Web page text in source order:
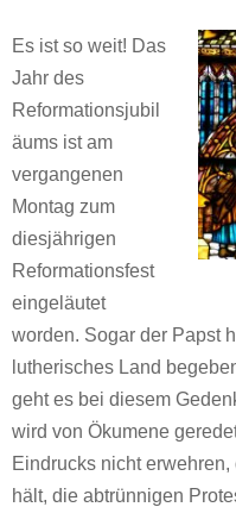
Es ist so weit! Das
Jahr des
Reformationsjubil
äums ist am
vergangenen
Montag zum
diesjährigen
Reformationsfest
eingeläutet
worden. Sogar der Papst
lutherisches Land
geht es bei diesem
wird von Ökumene
Eindrucks nicht
hält, die abtrünnigen